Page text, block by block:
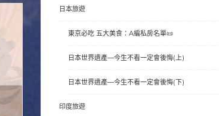
日本旅遊
東京必吃 五大美食：A編私房名單📜
日本世界遺產—今生不看一定會後悔(上)
日本世界遺產—今生不看一定會後悔(下)
印度旅遊